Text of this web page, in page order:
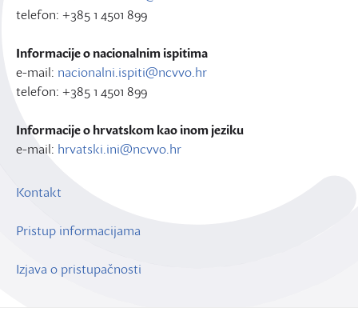
telefon: +385 1 4501 899
Informacije o nacionalnim ispitima
e-mail: nacionalni.ispiti@ncvvo.hr
telefon: +385 1 4501 899
Informacije o hrvatskom kao inom jeziku
e-mail: hrvatski.ini@ncvvo.hr
Kontakt
Pristup informacijama
Izjava o pristupačnosti